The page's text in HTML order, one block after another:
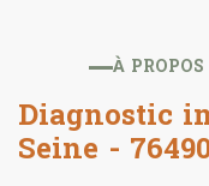
À
Diagnostic
Seine -